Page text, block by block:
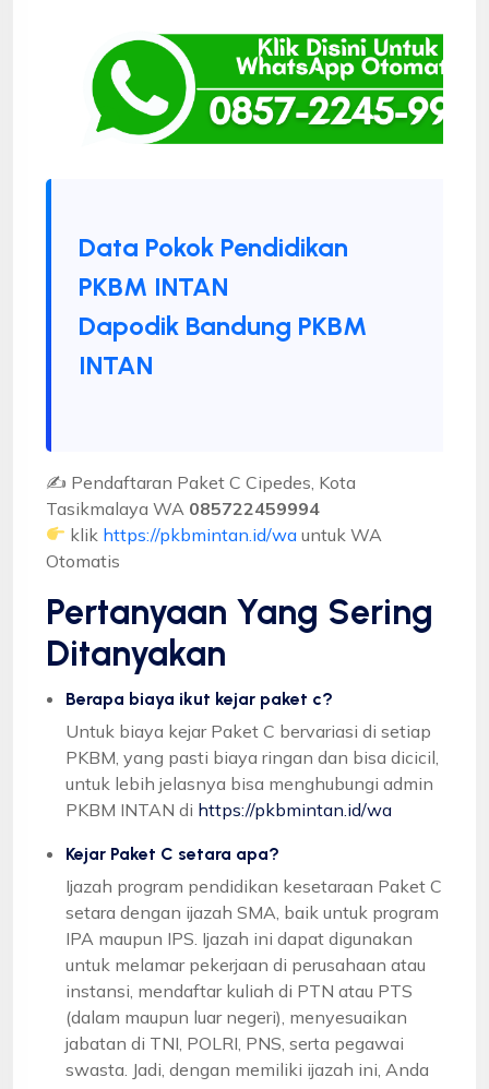
Data Pokok Pendidikan
PKBM INTAN
Dapodik Bandung PKBM
INTAN
✍ Pendaftaran Paket C Cipedes, Kota
Tasikmalaya WA 085722459994
klik https://pkbmintan.id/wa untuk WA
Otomatis
Pertanyaan Yang Sering
Ditanyakan
Berapa biaya ikut kejar paket c?
Untuk biaya kejar Paket C bervariasi di setiap
PKBM, yang pasti biaya ringan dan bisa dicicil,
untuk lebih jelasnya bisa menghubungi admin
PKBM INTAN di https://pkbmintan.id/wa
Kejar Paket C setara apa?
Ijazah program pendidikan kesetaraan Paket C
setara dengan ijazah SMA, baik untuk program
IPA maupun IPS. Ijazah ini dapat digunakan
untuk melamar pekerjaan di perusahaan atau
instansi, mendaftar kuliah di PTN atau PTS
(dalam maupun luar negeri), menyesuaikan
jabatan di TNI, POLRI, PNS, serta pegawai
swasta. Jadi, dengan memiliki ijazah ini, Anda